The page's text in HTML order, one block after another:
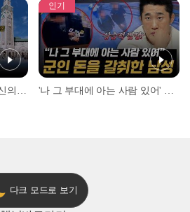
인기
다크 모드로 보기